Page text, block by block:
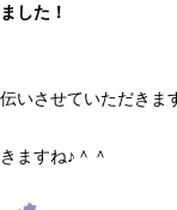
した！
いさせていただきま
ますね♪＾＾